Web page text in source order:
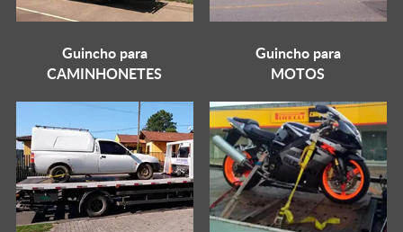
Guincho para
CAMINHONETES
Guincho para
MOTOS